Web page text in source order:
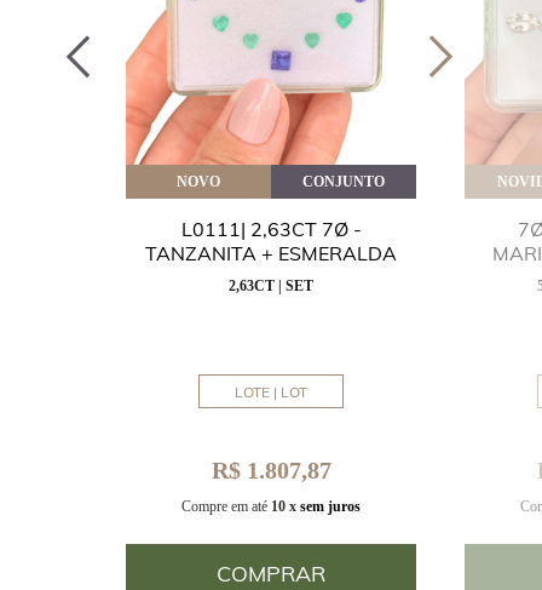
NOVO CONJUNTO
L0111| 2,63CT 7Ø -
TANZANITA + ESMERALDA
2,63CT | SET
LOTE | LOT
R$ 1.807,87
Compre em até 10 x sem juros
COMPRAR